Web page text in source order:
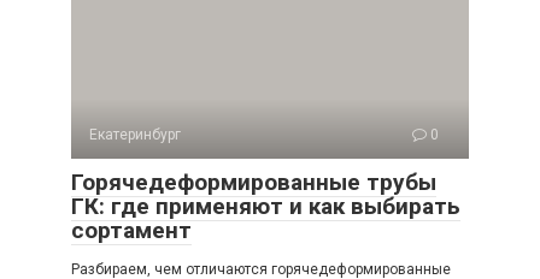
Екатеринбург 0
Горячедеформированные трубы
ГК: где применяют и как выбирать
сортамент
Разбираем, чем отличаются горячедеформированные